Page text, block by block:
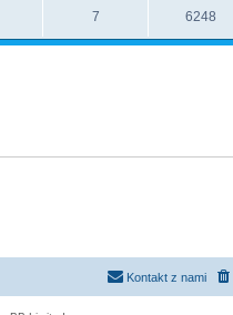
7 6248
Kontakt z nami